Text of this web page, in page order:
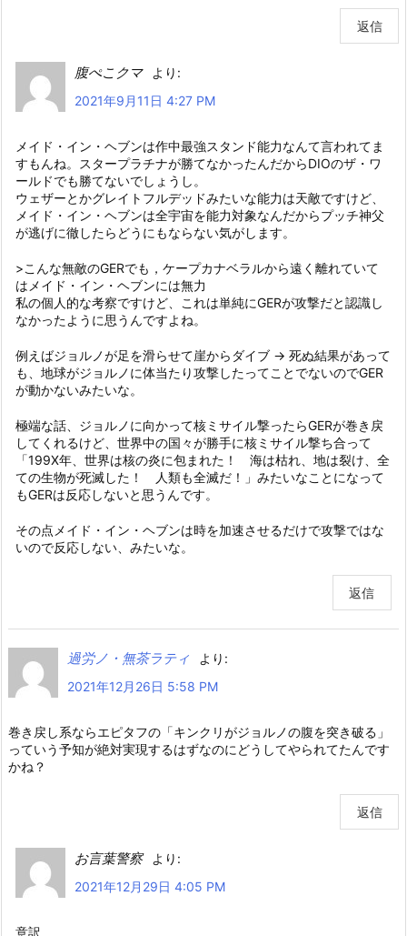
返信
腹ぺこクマ
より:
2021年9月11日 4:27 PM
メイド・イン・ヘブンは作中最強スタンド能力なんて言われてま
すもんね。スタープラチナが勝てなかったんだからDIOのザ・ワ
ールドでも勝てないでしょうし。
ウェザーとかグレイトフルデッドみたいな能力は天敵ですけど、
メイド・イン・ヘブンは全宇宙を能力対象なんだからプッチ神父
が逃げに徹したらどうにもならない気がします。
>こんな無敵のGERでも，ケープカナベラルから遠く離れていて
はメイド・イン・ヘブンには無力
私の個人的な考察ですけど、これは単純にGERが攻撃だと認識し
なかったように思うんですよね。
例えばジョルノが足を滑らせて崖からダイブ → 死ぬ結果があって
も、地球がジョルノに体当たり攻撃したってことでないのでGER
が動かないみたいな。
極端な話、ジョルノに向かって核ミサイル撃ったらGERが巻き戻
してくれるけど、世界中の国々が勝手に核ミサイル撃ち合って
「199X年、世界は核の炎に包まれた！ 海は枯れ、地は裂け、全
ての生物が死滅した！ 人類も全滅だ！」みたいなことになって
もGERは反応しないと思うんです。
その点メイド・イン・ヘブンは時を加速させるだけで攻撃ではな
いので反応しない、みたいな。
返信
過労ノ・無茶ラティ
より:
2021年12月26日 5:58 PM
巻き戻し系ならエピタフの「キンクリがジョルノの腹を突き破る」
っていう予知が絶対実現するはずなのにどうしてやられてたんです
かね？
返信
お言葉警察
より:
2021年12月29日 4:05 PM
意訳